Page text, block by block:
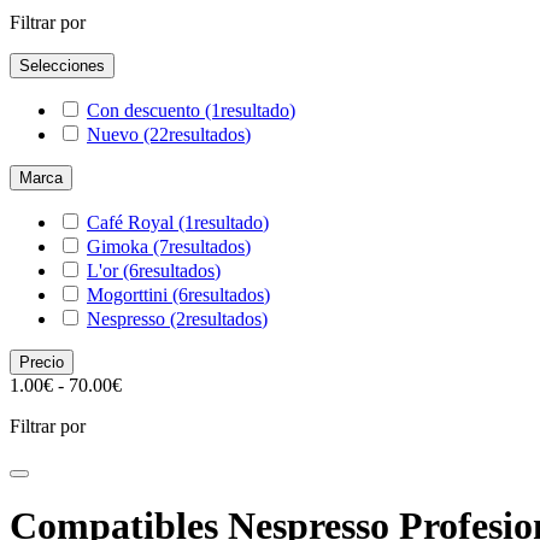
Filtrar por
Selecciones
Con descuento (1resultado)
Nuevo (22resultados)
Marca
Café Royal (1resultado)
Gimoka (7resultados)
L'or(6resultados)
Mogorttini (6resultados)
Nespresso (2resultados)
Precio
1.00€ - 70.00€
Filtrar por
Compatibles Nespresso